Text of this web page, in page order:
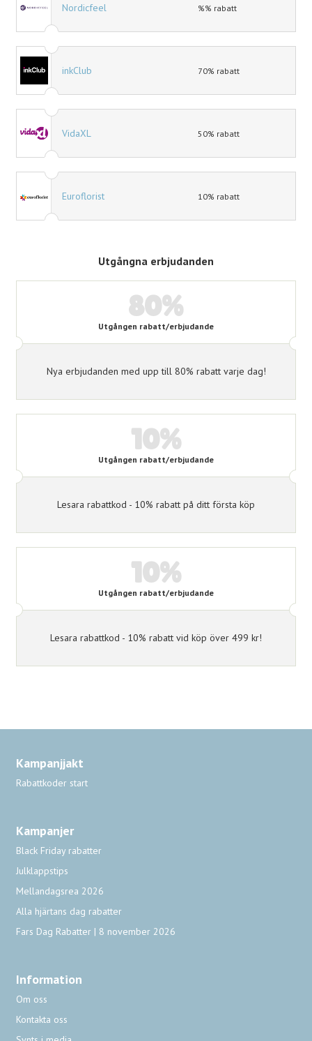
Nordicfeel %% rabatt
inkClub 70% rabatt
VidaXL 50% rabatt
Euroflorist 10% rabatt
Utgångna erbjudanden
80%
Utgången rabatt/erbjudande
Nya erbjudanden med upp till 80% rabatt varje dag!
10%
Utgången rabatt/erbjudande
Lesara rabattkod - 10% rabatt på ditt första köp
10%
Utgången rabatt/erbjudande
Lesara rabattkod - 10% rabatt vid köp över 499 kr!
Kampanjjakt
Rabattkoder start
Kampanjer
Black Friday rabatter
Julklappstips
Mellandagsrea 2026
Alla hjärtans dag rabatter
Fars Dag Rabatter | 8 november 2026
Information
Om oss
Kontakta oss